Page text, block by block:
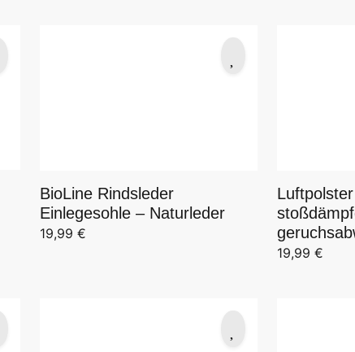
BioLine Rindsleder
Einlegesohle – Naturleder
19,99 €
19,99 €